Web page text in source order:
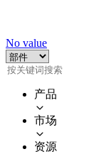
No value
产品
市场
资源